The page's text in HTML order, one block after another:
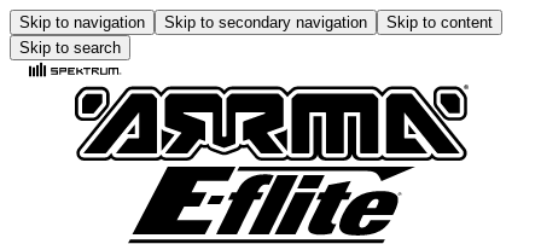
Skip to navigation Skip to secondary navigation
Skip to content
Skip to search